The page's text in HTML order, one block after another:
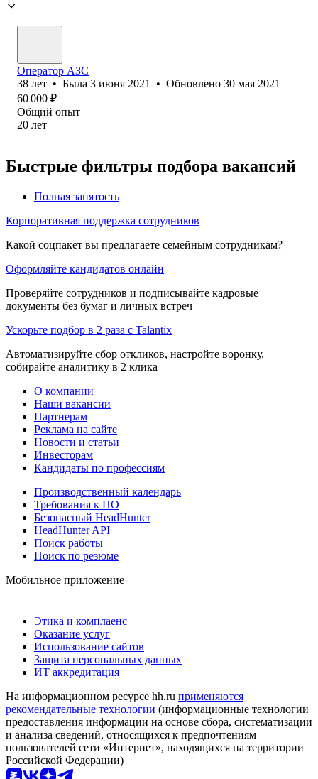
Оператор АЗС
38 лет • Была 3 июня 2021 • Обновлено 30 мая 2021
60 000 ₽
Общий опыт
20 лет
Быстрые фильтры подбора вакансий
Полная занятость
Корпоративная поддержка сотрудников
Какой соцпакет вы предлагаете семейным сотрудникам?
Оформляйте кандидатов онлайн
Проверяйте сотрудников и подписывайте кадровые
документы без бумаг и личных встреч
Ускорьте подбор в 2 раза с Talantix
Автоматизируйте сбор откликов, настройте воронку,
собирайте аналитику в 2 клика
О компании
Наши вакансии
Партнерам
Реклама на сайте
Новости и статьи
Инвесторам
Кандидаты по профессиям
Производственный календарь
Требования к ПО
Безопасный HeadHunter
HeadHunter API
Поиск работы
Поиск по резюме
Мобильное приложение
Этика и комплаенс
Оказание услуг
Использование сайтов
Защита персональных данных
ИТ аккредитация
На информационном ресурсе hh.ru применяются
рекомендательные технологии (информационные технологии
предоставления информации на основе сбора, систематизации
и анализа сведений, относящихся к предпочтениям
пользователей сети «Интернет», находящихся на территории
Российской Федерации)